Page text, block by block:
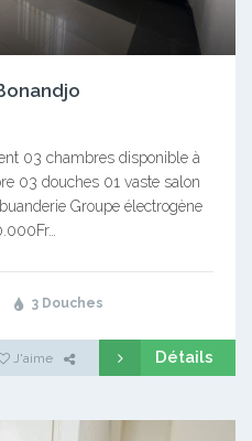
03 chambres disponible à
03 douches 01 vaste salon
Groupe électrogène
3 Douches
J'aime Détails